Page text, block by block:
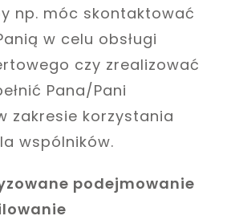
np. móc skontaktować
w celu obsługi
czy zrealizować
Pana/Pani
zakresie korzystania
wspólników.
podejmowanie